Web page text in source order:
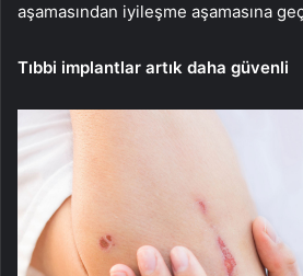
aşamasından iyileşme aşamasına
Tıbbi implantlar artık daha güvenli